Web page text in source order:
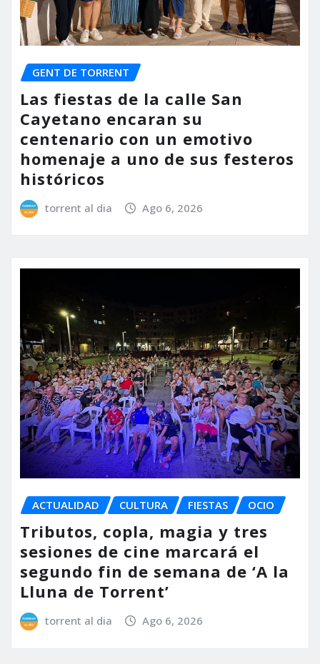
GENT DE TORRENT
Las fiestas de la calle San
Cayetano encaran su
centenario con un emotivo
homenaje a uno de sus festeros
históricos
torrent al dia Ago 6, 2026
ACTUALIDAD CULTURA FIESTAS OCIO
Tributos, copla, magia y tres
sesiones de cine marcará el
segundo fin de semana de ‘A la
Lluna de Torrent’
torrent al dia Ago 6, 2026